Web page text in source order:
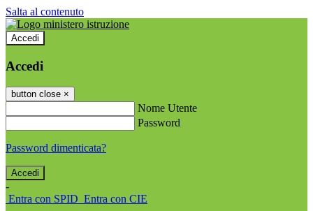
Salta al contenuto
Accedi
Accedi
button close ×
Nome Utente
Password
Password dimenticata?
-
Entra con SPID Entra con CIE